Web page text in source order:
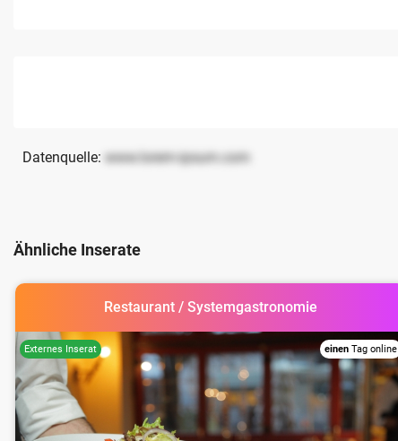
Datenquelle: www.lorem-ipsum.com
Ähnliche Inserate
Restaurant / Systemgastronomie
einen Tag online